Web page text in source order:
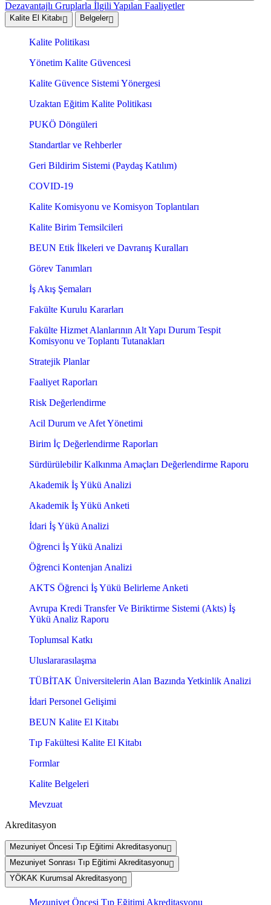
Dezavantajlı Gruplarla İlgili Yapılan Faaliyetler
Kalite El Kitabı Belgeler
Kalite Politikası
Yönetim Kalite Güvencesi
Kalite Güvence Sistemi Yönergesi
Uzaktan Eğitim Kalite Politikası
PUKÖ Döngüleri
Standartlar ve Rehberler
Geri Bildirim Sistemi (Paydaş Katılım)
COVID-19
Kalite Komisyonu ve Komisyon Toplantıları
Kalite Birim Temsilcileri
BEUN Etik İlkeleri ve Davranış Kuralları
Görev Tanımları
İş Akış Şemaları
Fakülte Kurulu Kararları
Fakülte Hizmet Alanlarının Alt Yapı Durum Tespit
Komisyonu ve Toplantı Tutanakları
Stratejik Planlar
Faaliyet Raporları
Risk Değerlendirme
Acil Durum ve Afet Yönetimi
Birim İç Değerlendirme Raporları
Sürdürülebilir Kalkınma Amaçları Değerlendirme Raporu
Akademik İş Yükü Analizi
Akademik İş Yükü Anketi
İdari İş Yükü Analizi
Öğrenci İş Yükü Analizi
Öğrenci Kontenjan Analizi
AKTS Öğrenci İş Yükü Belirleme Anketi
Avrupa Kredi Transfer Ve Biriktirme Sistemi (Akts) İş
Yükü Analiz Raporu
Toplumsal Katkı
Uluslararasılaşma
TÜBİTAK Üniversitelerin Alan Bazında Yetkinlik Analizi
İdari Personel Gelişimi
BEUN Kalite El Kitabı
Tıp Fakültesi Kalite El Kitabı
Formlar
Kalite Belgeleri
Mevzuat
Akreditasyon
Mezuniyet Öncesi Tıp Eğitimi Akreditasyonu
Mezuniyet Sonrası Tıp Eğitimi Akreditasyonu
YÖKAK Kurumsal Akreditasyon
Mezuniyet Öncesi Tıp Eğitimi Akreditasyonu